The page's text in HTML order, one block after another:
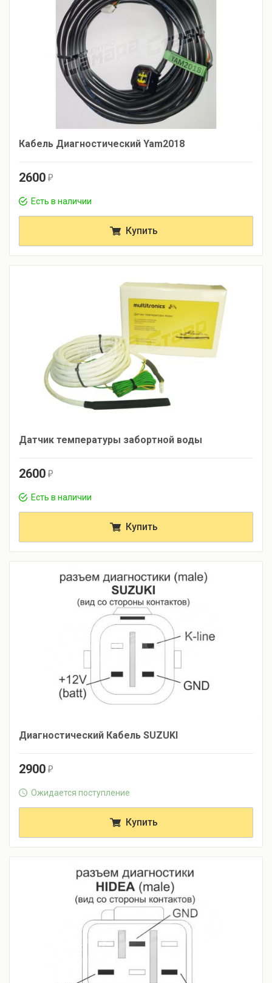
Кабель Диагностический Yam2018
2600 r
Есть в наличии
Купить
Датчик температуры забортной воды
2600 r
Есть в наличии
Купить
Диагностический Кабель SUZUKI
2900 r
Ожидается поступление
Купить